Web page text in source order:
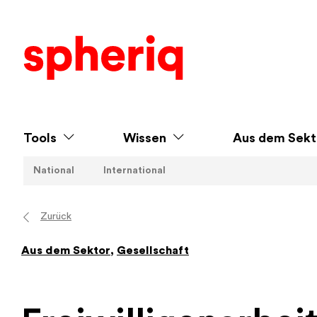
Tools Wissen Aus dem
National International
Zurück
Aus dem Sektor, Gesellschaft